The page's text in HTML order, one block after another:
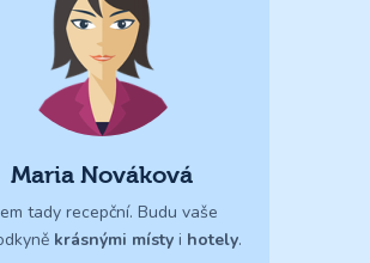
Maria Nováková
tady recepční. Budu vaše
krásnými místy i hotely.